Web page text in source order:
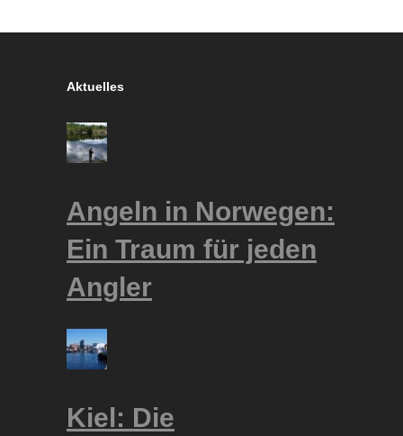
Aktuelles
Angeln in Norwegen:
Ein Traum für jeden
Angler
Kiel: Die